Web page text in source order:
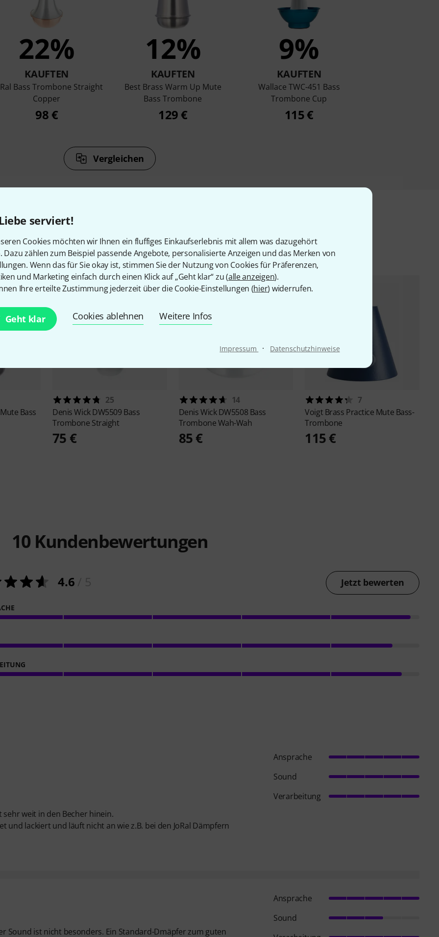
serviert!
Cookies möchten wir Ihnen ein fluffiges Einkaufserlebnis mit allem was dazugehört
Dazu zählen zum Beispiel passende Angebote, personalisierte Anzeigen und das Merken von
Wenn das für Sie okay ist, stimmen Sie der Nutzung von Cookies für Präferenzen,
und Marketing einfach durch einen Klick auf „Geht klar“ zu (alle anzeigen).
Ihre erteilte Zustimmung jederzeit über die Cookie-Einstellungen (hier) widerrufen.
Geht klar Cookies ablehnen Weitere Infos
Impressum · Datenschutzhinweise
22%
KAUFTEN
Ral Bass Trombone Straight
Copper
98 €
12%
KAUFTEN
Best Brass Warm Up Mute
Bass Trombone
129 €
9%
KAUFTEN
Wallace TWC-451 Bass
Trombone Cup
115 €
Vergleichen
& passende Artikel
Bass
25
Denis WickDW5509 Bass
Trombone Straight
75 €
14
Denis WickDW5508 Bass
Trombone Wah-Wah
85 €
7
Voigt Brass Practice Mute Bass-
Trombone
115 €
10 Kundenbewertungen
4.6 Jetzt bewerten
weit in den Becher hinein.
lackiert und läuft nicht an wie z.B. bei den JoRal Dämpfern
Ansprache
Sound
Verarbeitung
Sound ist nicht besonders. Ein Standard-Dmäpfer zum guten
Ansprache
Sound